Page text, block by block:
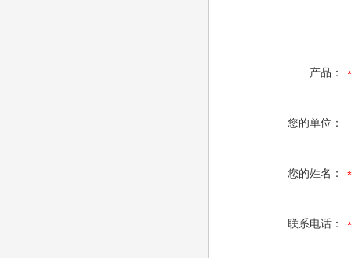
产品：
您的单位：
您的姓名：
联系电话：